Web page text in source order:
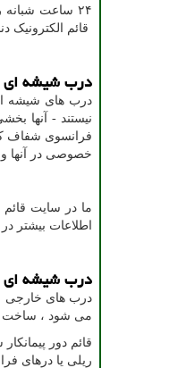
۲۴ ساعت شبانه روز آماده خدمت به شما عزیزان هستیم. هموطنان ایرانی همچنین می توانند انواع
قائم الکترونیک
درب شیشه ای
درب های شیشه
نیستند - آنها
فرانسوی شفاف
خصوصی در آنها
ما در سایت
اطلاعات
درب شیشه ای
درب های خارجی
می شود ، ساخت و
قائم دور
ریلی یا درهای